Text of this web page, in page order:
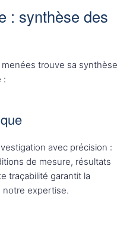
: synthèse des
menées trouve sa synthèse
:
avec précision :
de mesure, résultats
traçabilité garantit la
notre expertise.